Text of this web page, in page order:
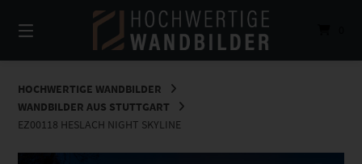
zum
Inhalt
HOCHWERTIGE WANDBILDER
WANDBILDER AUS STUTTGART
EZ00118 HESLACH NIGHT SKYLINE